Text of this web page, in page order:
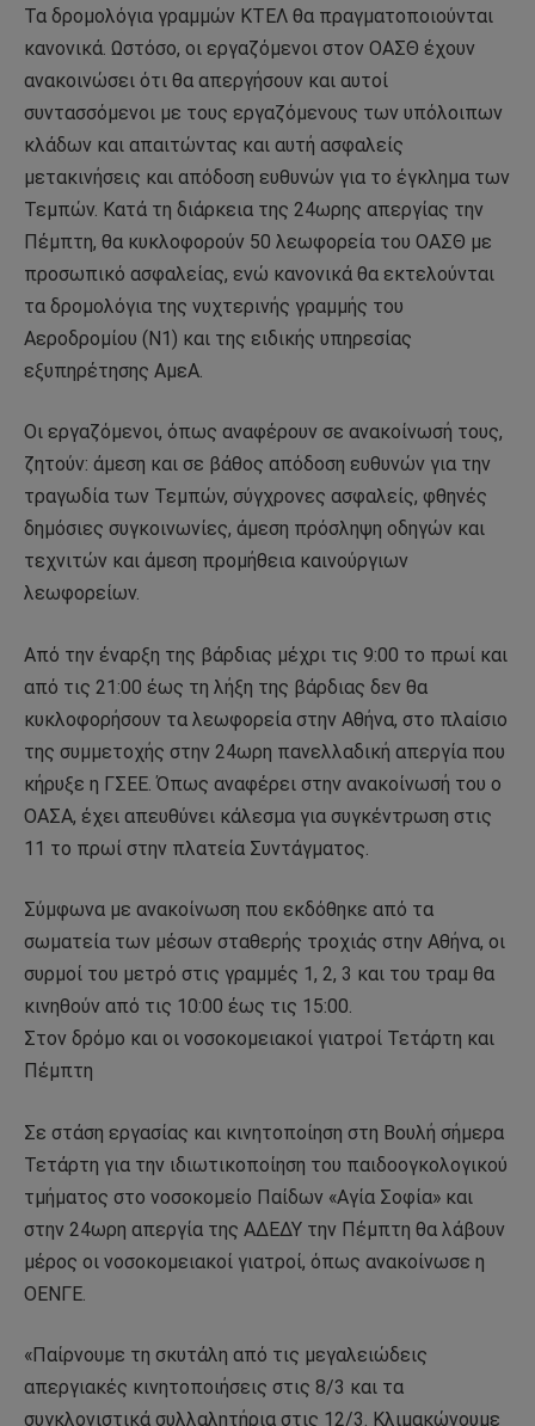
Τα δρομολόγια γραμμών ΚΤΕΛ θα πραγματοποιούνται
κανονικά. Ωστόσο, οι εργαζόμενοι στον ΟΑΣΘ έχουν
ανακοινώσει ότι θα απεργήσουν και αυτοί
συντασσόμενοι με τους εργαζόμενους των υπόλοιπων
κλάδων και απαιτώντας και αυτή ασφαλείς
μετακινήσεις και απόδοση ευθυνών για το έγκλημα των
Τεμπών. Κατά τη διάρκεια της 24ωρης απεργίας την
Πέμπτη, θα κυκλοφορούν 50 λεωφορεία του ΟΑΣΘ με
προσωπικό ασφαλείας, ενώ κανονικά θα εκτελούνται
τα δρομολόγια της νυχτερινής γραμμής του
Αεροδρομίου (Ν1) και της ειδικής υπηρεσίας
εξυπηρέτησης ΑμεΑ.
Οι εργαζόμενοι, όπως αναφέρουν σε ανακοίνωσή τους,
ζητούν: άμεση και σε βάθος απόδοση ευθυνών για την
τραγωδία των Τεμπών, σύγχρονες ασφαλείς, φθηνές
δημόσιες συγκοινωνίες, άμεση πρόσληψη οδηγών και
τεχνιτών και άμεση προμήθεια καινούργιων
λεωφορείων.
Από την έναρξη της βάρδιας μέχρι τις 9:00 το πρωί και
από τις 21:00 έως τη λήξη της βάρδιας δεν θα
κυκλοφορήσουν τα λεωφορεία στην Αθήνα, στο πλαίσιο
της συμμετοχής στην 24ωρη πανελλαδική απεργία που
κήρυξε η ΓΣΕΕ. Όπως αναφέρει στην ανακοίνωσή του ο
ΟΑΣΑ, έχει απευθύνει κάλεσμα για συγκέντρωση στις
11 το πρωί στην πλατεία Συντάγματος.
Σύμφωνα με ανακοίνωση που εκδόθηκε από τα
σωματεία των μέσων σταθερής τροχιάς στην Αθήνα, οι
συρμοί του μετρό στις γραμμές 1, 2, 3 και του τραμ θα
κινηθούν από τις 10:00 έως τις 15:00.
Στον δρόμο και οι νοσοκομειακοί γιατροί Τετάρτη και
Πέμπτη
Σε στάση εργασίας και κινητοποίηση στη Βουλή σήμερα
Τετάρτη για την ιδιωτικοποίηση του παιδοογκολογικού
τμήματος στο νοσοκομείο Παίδων «Αγία Σοφία» και
στην 24ωρη απεργία της ΑΔΕΔΥ την Πέμπτη θα λάβουν
μέρος οι νοσοκομειακοί γιατροί, όπως ανακοίνωσε η
ΟΕΝΓΕ.
«Παίρνουμε τη σκυτάλη από τις μεγαλειώδεις
απεργιακές κινητοποιήσεις στις 8/3 και τα
συγκλονιστικά συλλαλητήρια στις 12/3. Κλιμακώνουμε